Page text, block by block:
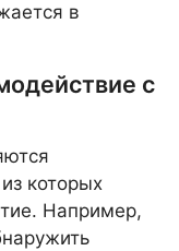
в
с
которых
Например,